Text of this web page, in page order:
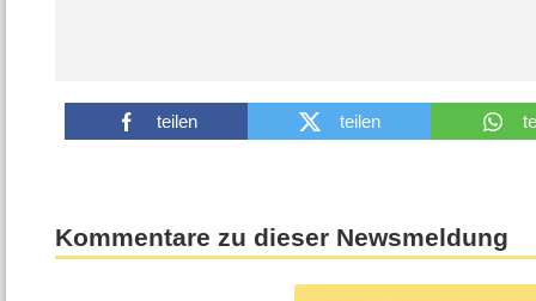
teilen teilen
Kommentare zu dieser Newsmeldung